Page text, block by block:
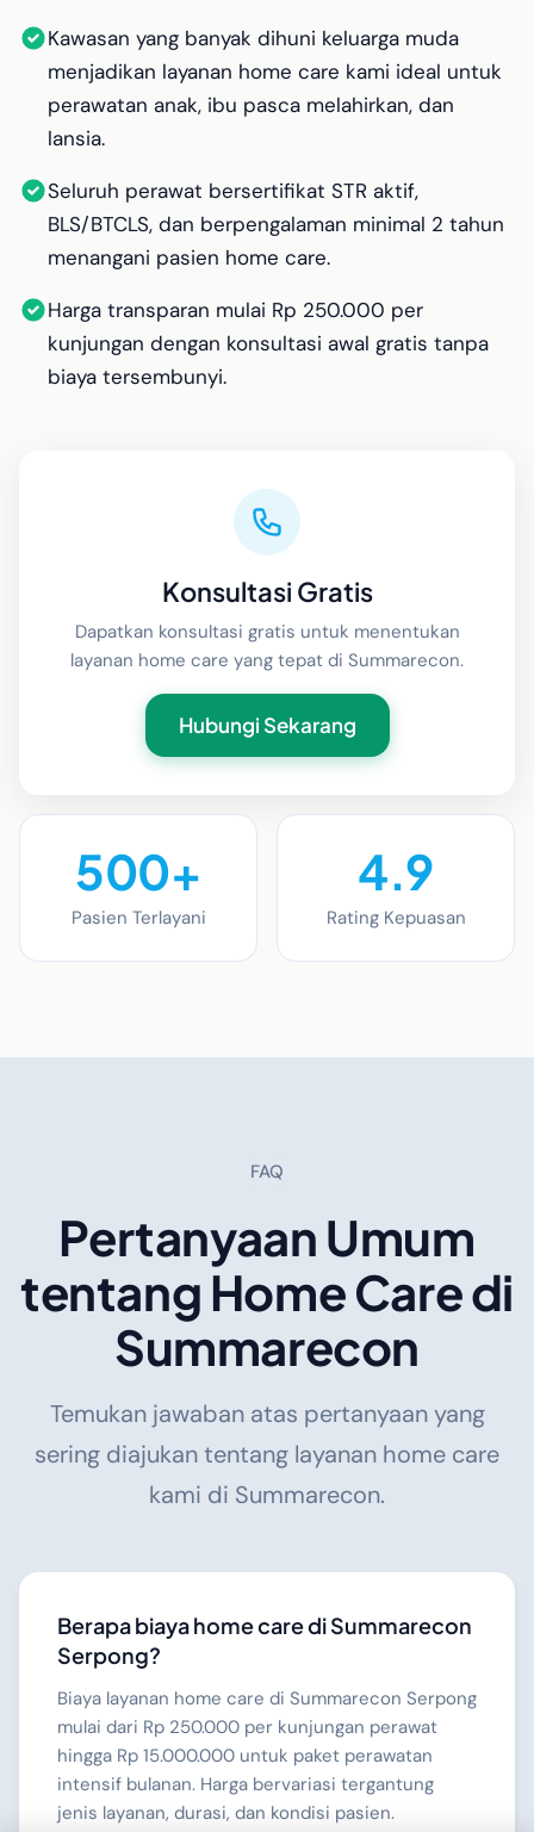
Kawasan yang banyak dihuni keluarga muda
menjadikan layanan home care kami ideal untuk
perawatan anak, ibu pasca melahirkan, dan
lansia.
Seluruh perawat bersertifikat STR aktif,
BLS/BTCLS, dan berpengalaman minimal 2 tahun
menangani pasien home care.
Harga transparan mulai Rp 250.000 per
kunjungan dengan konsultasi awal gratis tanpa
biaya tersembunyi.
Konsultasi Gratis
Dapatkan konsultasi gratis untuk menentukan
layanan home care yang tepat di Summarecon.
Hubungi Sekarang
500+
Pasien Terlayani
4.9
Rating Kepuasan
FAQ
Pertanyaan Umum
tentang Home Care di
Summarecon
Temukan jawaban atas pertanyaan yang
sering diajukan tentang layanan home care
kami di Summarecon.
Berapa biaya home care di Summarecon
Serpong?
Biaya layanan home care di Summarecon Serpong
mulai dari Rp 250.000 per kunjungan perawat
hingga Rp 15.000.000 untuk paket perawatan
intensif bulanan. Harga bervariasi tergantung
jenis layanan, durasi, dan kondisi pasien.